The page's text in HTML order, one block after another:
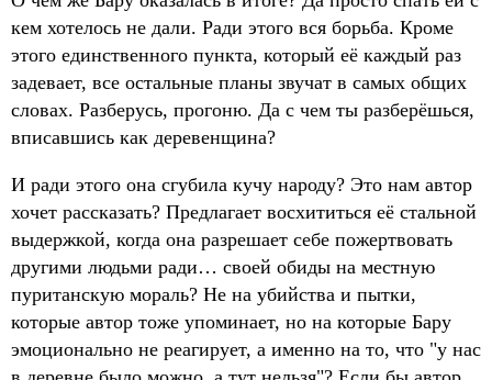
кем хотелось не дали. Ради этого вся борьба. Кроме
этого единственного пункта, который её каждый раз
задевает, все остальные планы звучат в самых общих
словах. Разберусь, прогоню. Да с чем ты разберёшься,
вписавшись как деревенщина?
И ради этого она сгубила кучу народу? Это нам автор
хочет рассказать? Предлагает восхититься её стальной
выдержкой, когда она разрешает себе пожертвовать
другими людьми ради… своей обиды на местную
пуританскую мораль? Не на убийства и пытки,
которые автор тоже упоминает, но на которые Бару
эмоционально не реагирует, а именно на то, что "у нас